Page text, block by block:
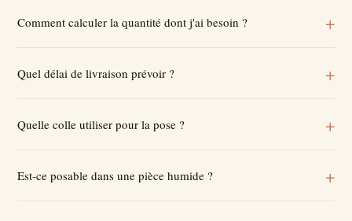
Comment calculer la quantité dont j'ai besoin ?
Quel délai de livraison prévoir ?
Quelle colle utiliser pour la pose ?
Est-ce posable dans une pièce humide ?